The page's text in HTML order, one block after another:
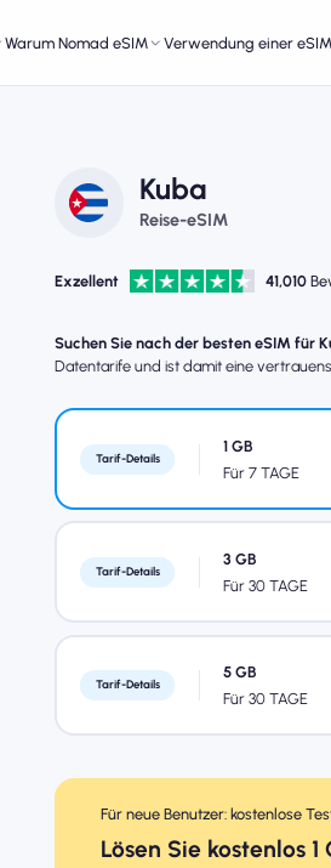
Warum Nomad eSIM Verwendung einer eSIM
Kuba
Reise-eSIM
Exzellent 41,010
Suchen Sie nach der besten eSIM für
Datentarife und ist damit eine
Tarif-Details
1 GB
Für 7 TAGE
Tarif-Details
3 GB
Für 30 TAGE
Tarif-Details
5 GB
Für 30 TAGE
Für neue Benutzer: kostenlose
Lösen Sie kostenlos